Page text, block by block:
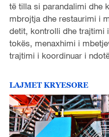
të tilla si parandalimi dhe
mbrojtja dhe restaurimi i
detit, kontrolli dhe trajtimi
tokës, menaxhimi i
trajtimi i koordinuar i
LAJMET KRYESORE